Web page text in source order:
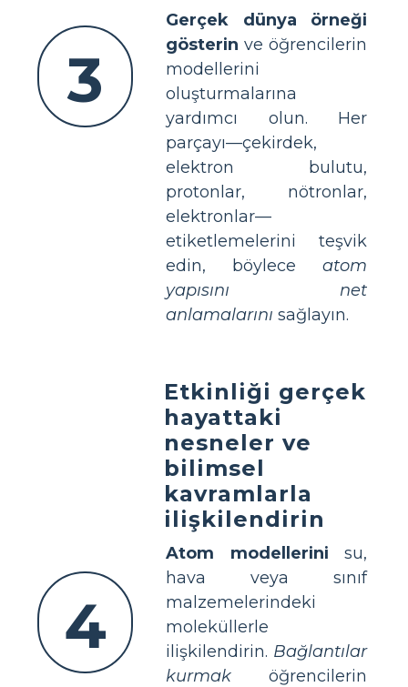
3
Gerçek dünya örneği
gösterin ve öğrencilerin
modellerini
oluşturmalarına
yardımcı olun. Her
parçayı—çekirdek,
elektron bulutu,
protonlar, nötronlar,
elektronlar—
etiketlemelerini teşvik
edin, böylece atom
yapısını net
anlamalarını sağlayın.
4
Etkinliği gerçek
hayattaki
nesneler ve
bilimsel
kavramlarla
ilişkilendirin
Atom modellerini su,
hava veya sınıf
malzemelerindeki
moleküllerle
ilişkilendirin. Bağlantılar
kurmak öğrencilerin